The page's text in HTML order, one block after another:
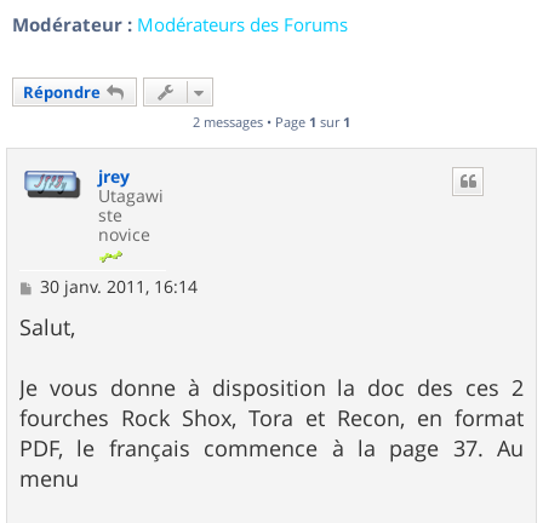
Modérateur : Modérateurs des Forums
Répondre
2 messages • Page 1 sur 1
jrey
Utagawi
ste
novice
M
s
s
g
e
30 janv. 2011, 16:14
Salut,
Je vous donne à disposition la doc des ces 2
fourches Rock Shox, Tora et Recon, en format
PDF, le français commence à la page 37. Au
menu